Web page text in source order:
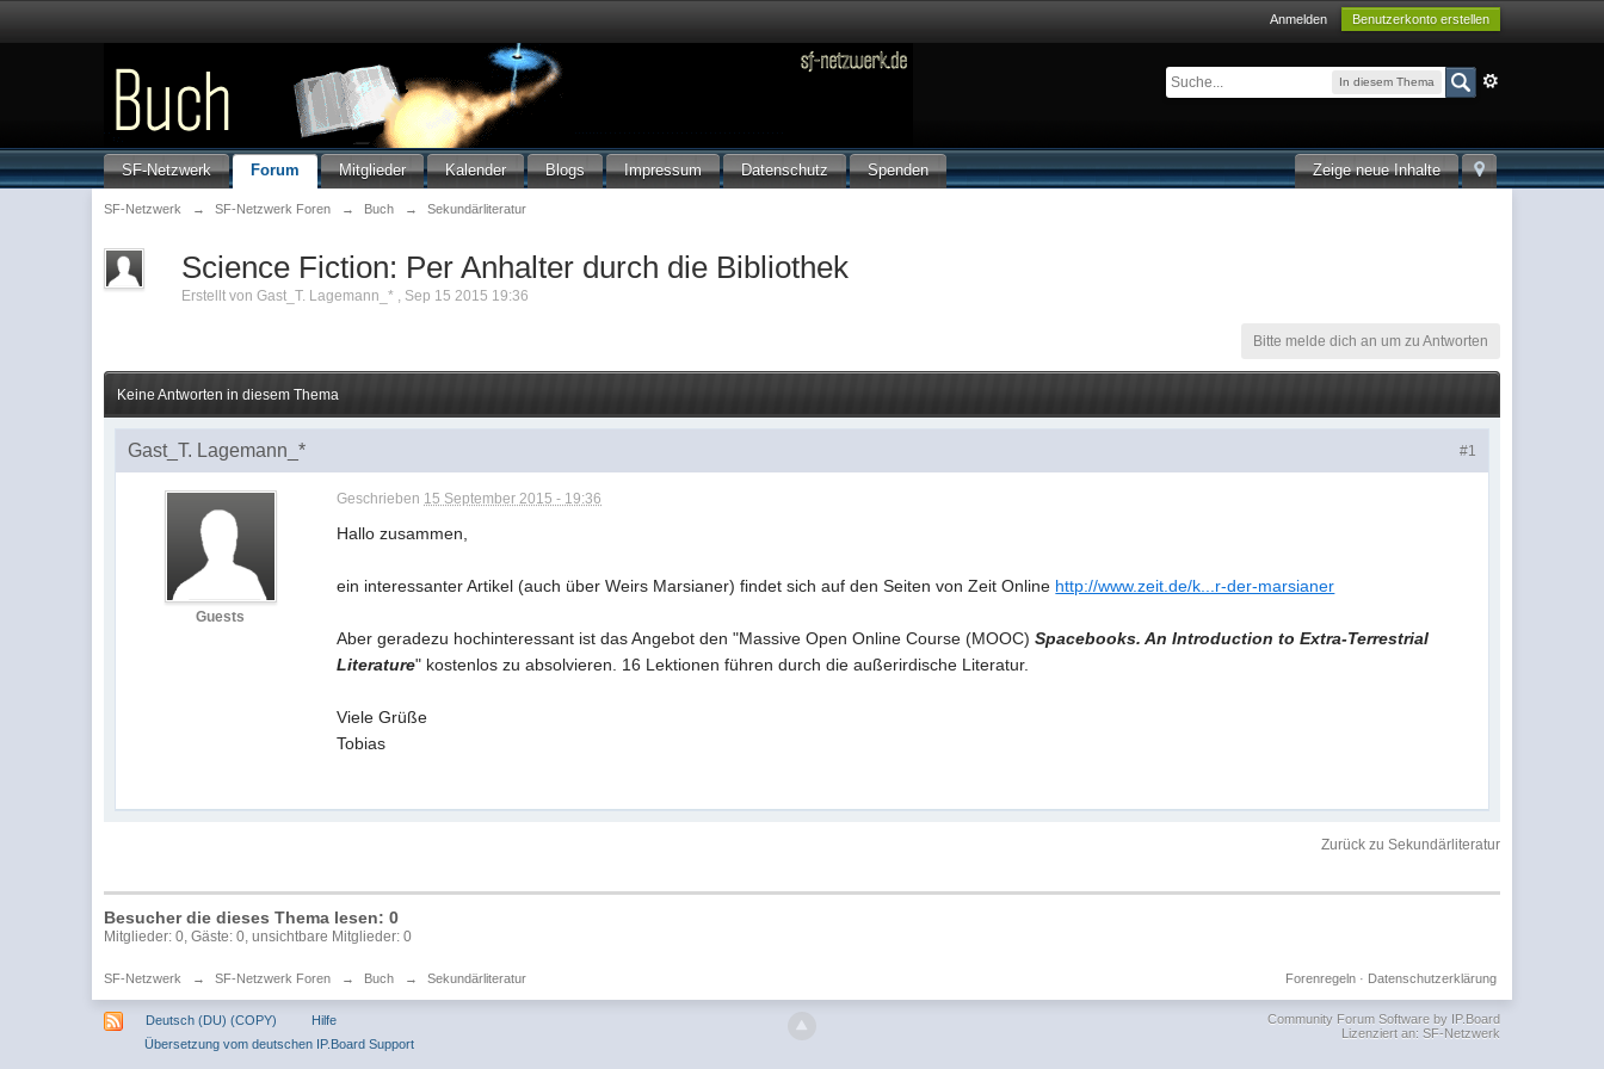
Anmelden Benutzerkonto erstellen
In diesem Thema
Zeige neue Inhalte
SF-Netzwerk Forum Mitglieder Kalender Blogs Impressum Datenschutz Spenden
SF-Netzwerk → SF-Netzwerk Foren → Buch → Sekundärliteratur
Science Fiction: Per Anhalter durch die Bibliothek
Erstellt vonGast_T. Lagemann_* , Sep 15 2015 19:36
Bitte melde dich an um zu Antworten
Keine Antworten in diesem Thema
#1
Gast_T. Lagemann_*
Guests
Geschrieben 15 September 2015 - 19:36
Hallo zusammen,
ein interessanter Artikel (auch über Weirs Marsianer) findet sich auf den Seiten von Zeit Online http://www.zeit.de/k...r-der-marsianer
Aber geradezu hochinteressant ist das Angebot den "Massive Open Online Course (MOOC)Spacebooks. An Introduction to Extra-Terrestrial
Literature" kostenlos zu absolvieren. 16 Lektionen führen durch die außerirdische Literatur.
Viele Grüße
Tobias
Zurück zu Sekundärliteratur
Besucher die dieses Thema lesen: 0
Mitglieder: 0, Gäste: 0, unsichtbare Mitglieder: 0
SF-Netzwerk → SF-Netzwerk Foren → Buch → Sekundärliteratur Datenschutzerklärung
Forenregeln·
Deutsch (DU) (COPY)
Hilfe
Übersetzung vom deutschen IP.Board Support
Community Forum Software by IP.Board
Lizenziert an: SF-Netzwerk